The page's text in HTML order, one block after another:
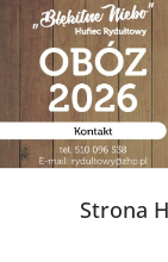
Przejdź
treści
Strona